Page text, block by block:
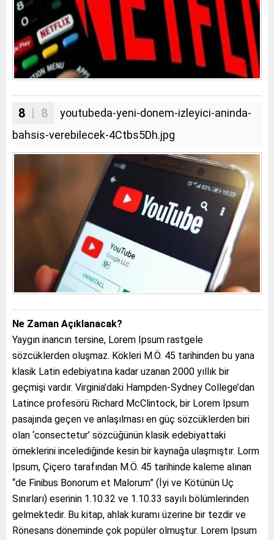
8 | 8
youtubeda-yeni-donem-izleyici-aninda-
bahsis-verebilecek-4Ctbs5Dh.jpg
Ne Zaman Açıklanacak?
Yaygın inancın tersine, Lorem Ipsum rastgele
sözcüklerden oluşmaz. Kökleri M.Ö. 45 tarihinden bu yana
klasik Latin edebiyatına kadar uzanan 2000 yıllık bir
geçmişi vardır. Virginia’daki Hampden-Sydney College’dan
Latince profesörü Richard McClintock, bir Lorem Ipsum
pasajında geçen ve anlaşılması en güç sözcüklerden biri
olan ‘consectetur’ sözcüğünün klasik edebiyattaki
örneklerini incelediğinde kesin bir kaynağa ulaşmıştır. Lorm
Ipsum, Çiçero tarafından M.Ö. 45 tarihinde kaleme alınan
“de Finibus Bonorum et Malorum” (İyi ve Kötünün Uç
Sınırları) eserinin 1.10.32 ve 1.10.33 sayılı bölümlerinden
gelmektedir. Bu kitap, ahlak kuramı üzerine bir tezdir ve
Rönesans döneminde çok popüler olmuştur. Lorem Ipsum